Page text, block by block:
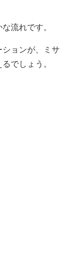
流れです。
ョンが、ミサ
でしょう。